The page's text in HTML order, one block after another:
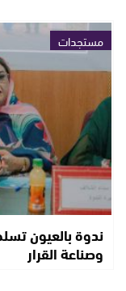
مستجدات
ندوة بالعيون
وصناعة القرار